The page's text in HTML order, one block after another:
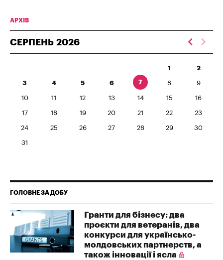
АРХІВ
СЕРПЕНЬ 2026
1 2
3 4 5 6 7 8 9
10 11 12 13 14 15 16
17 18 19 20 21 22 23
24 25 26 27 28 29 30
31
ГОЛОВНЕ ЗА ДОБУ
Гранти для бізнесу: два
проєкти для ветеранів, два
конкурси для українсько-
молдовських партнерств, а
також інновації і ясла